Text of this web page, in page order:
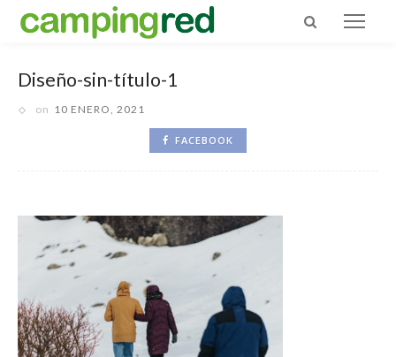
Diseño-sin-título-1
on 10 ENERO, 2021
FACEBOOK